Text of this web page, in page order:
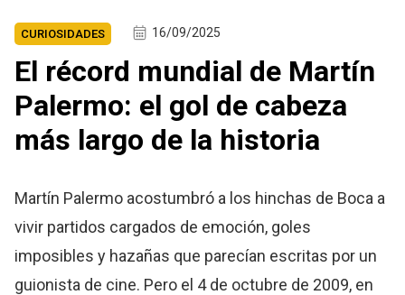
CURIOSIDADES 16/09/2025
El récord mundial de Martín
Palermo: el gol de cabeza
más largo de la historia
Martín Palermo acostumbró a los hinchas de Boca a
vivir partidos cargados de emoción, goles
imposibles y hazañas que parecían escritas por un
guionista de cine. Pero el 4 de octubre de 2009, en